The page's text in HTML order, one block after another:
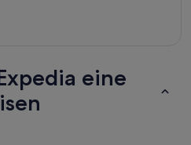
eine